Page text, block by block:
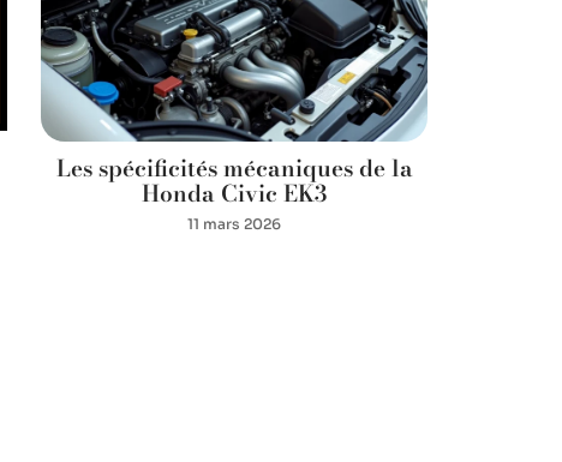
Les spécificités mécaniques de la
Honda Civic EK3
11 mars 2026